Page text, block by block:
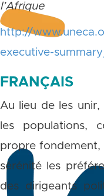
l’Afrique
http://
executive-
FRANÇAIS
Au lieu de les unir,
les populations,
propre fondement,
sérénité les
des dirigeants